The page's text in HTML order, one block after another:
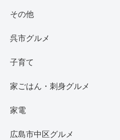
その他
呉市グルメ
子育て
家ごはん・刺身グルメ
家電
広島市中区グルメ